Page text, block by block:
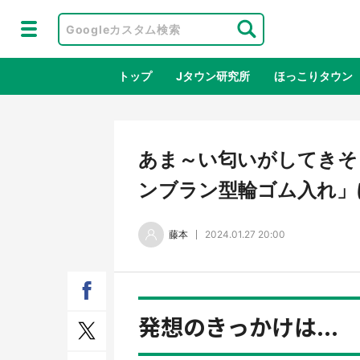
トップ Jタウン研究所 ほっこりタウン
地域×二次
ラプラス・ダークネスが栃木県を征
服！？ 県公式プロモ動画で「聖地」
が生産されてます【7／31～1／31】
に
ラ
あま～い匂いがしてき
ンブラン型輪ゴム入れ
藤本 2024.01.27 20:00
発想のきっかけは...